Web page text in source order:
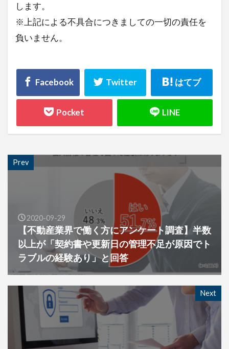
します。
※上記による不具合につきましての一切の責任を
負いません。
Prev
2020-09-29
【不動産業界で働く方にアンケート調査】半数
以上が「契約書や更新日の管理不足が原因でト
ラブルの経験あり」と回答
Next